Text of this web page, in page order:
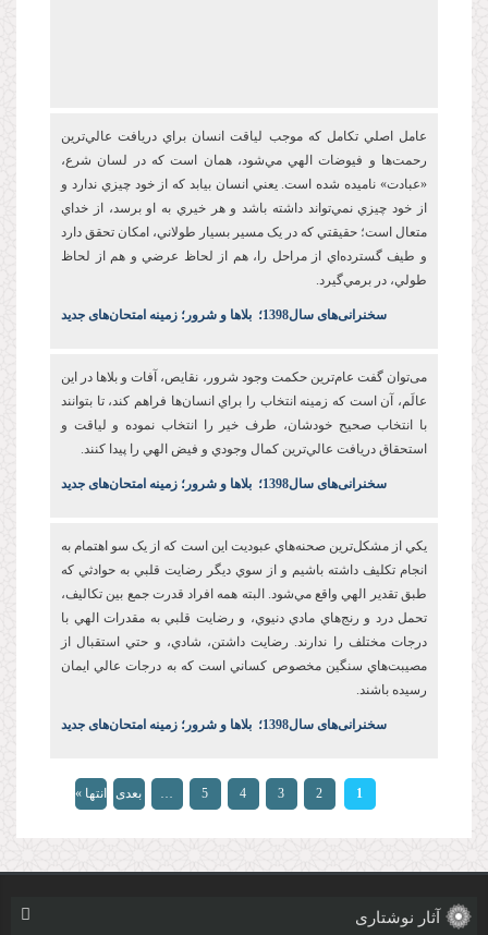
عامل اصلي تکامل که موجب لياقت انسان براي دريافت عالي‌ترين
رحمت‌ها و فيوضات الهي مي‌شود، همان است که در لسان شرع،
«عبادت» ناميده شده است. يعني انسان بيابد که از خود چيزي ندارد و
از خود چيزي نمي‌تواند داشته باشد و هر خيري به او برسد، از خداي
متعال است؛ حقيقتي که در يک مسير بسيار طولاني، امکان تحقق دارد
و طيف گسترده‌اي از مراحل را، هم از لحاظ عرضي و هم از لحاظ
طولي، در برمي‌گيرد.
سخنرانی‌های سال1398 ؛ بلاها و شرور؛ زمینه امتحان‌های جدید
می‌توان گفت عام‌ترين حکمت وجود شرور، نقايص، آفات و بلاها در اين
عالَم، آن است که زمينه انتخاب را براي انسان‌ها فراهم کند، تا بتوانند
با انتخاب صحيح خودشان، طرف خير را انتخاب نموده و لياقت و
استحقاق دريافت عالي‌ترين کمال وجودي و فيض الهي را پيدا کنند.
سخنرانی‌های سال1398 ؛ بلاها و شرور؛ زمینه امتحان‌های جدید
يکي از مشکل‌ترين صحنه‌هاي عبوديت این است که از يک سو اهتمام به
انجام تکليف داشته باشيم و از سوي ديگر رضايت قلبي به حوادثي که
طبق تقدير الهي واقع مي‌شود. البته همه افراد قدرت جمع بين تکاليف،
تحمل درد و رنج‌هاي مادي دنيوي، و رضايت قلبي به مقدرات الهي با
درجات مختلف را ندارند. رضايت‌ داشتن، شادي، و حتي استقبال از
مصيبت‌هاي سنگين مخصوص کساني است که به درجات عالي ايمان
رسيده باشند.
سخنرانی‌های سال1398 ؛ بلاها و شرور؛ زمینه امتحان‌های جدید
صفحه‌ها1
2
3
4
5
… بعدی انتها »
آثار نوشتاری